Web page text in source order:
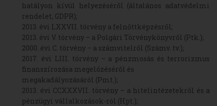
hatályon kívül helyezéséről (általános adatvédelmi
rendelet, GDPR);
2013. évi LXXVII. törvény a felnőttképzésről;
2013. évi V. törvény – a Polgári Törvénykönyvről (Ptk.);
2000. évi C. törvény – a számvitelről (Számv. tv.);
2017. évi LIII. törvény – a pénzmosás és terrorizmus
finanszírozása megelőzéséről és
megakadályozásáról (Pmt.);
2013. évi CCXXXVII. törvény – a hitelintézetekről és a
pénzügyi vállalkozások-ról (Hpt.);